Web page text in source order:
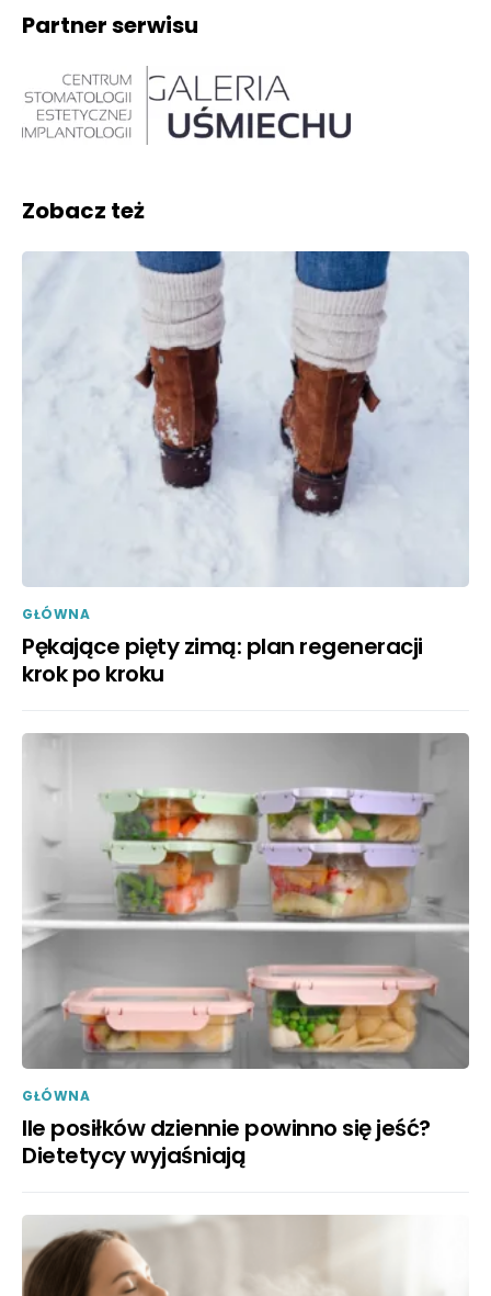
Partner serwisu
Zobacz też
GŁÓWNA
Pękające pięty zimą: plan regeneracji
krok po kroku
GŁÓWNA
Ile posiłków dziennie powinno się jeść?
Dietetycy wyjaśniają